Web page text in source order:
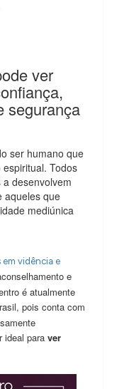
ver
segurança
ser humano que
Todos
desenvolvem
aqueles que
mediúnica
em vidência e
e
é atualmente
pois conta com
ideal paraver